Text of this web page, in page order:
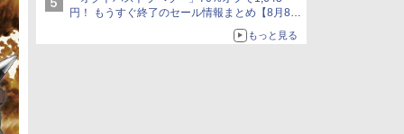
円！ もうすぐ終了のセール情報まとめ【8月8日
ニンテンドーeショップでは「大神 絶景版」が
もっと見る